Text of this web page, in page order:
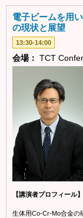
電子ビームを用
の現状と展望
13:30-14:00
会場： TCT
【講演者プロフィール】
生体用Co-Cr-Mo合金の